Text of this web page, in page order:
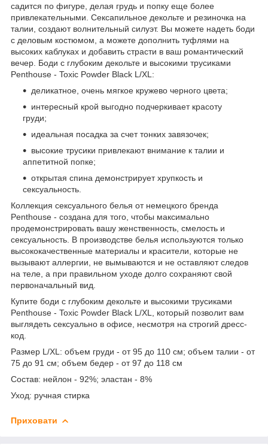
садится по фигуре, делая грудь и попку еще более
привлекательными. Сексапильное декольте и резиночка на
талии, создают волнительный силуэт. Вы можете надеть боди
с деловым костюмом, а можете дополнить туфлями на
высоких каблуках и добавить страсти в ваш романтический
вечер. Боди с глубоким декольте и высокими трусиками
Penthouse - Toxic Powder Black L/XL:
деликатное, очень мягкое кружево черного цвета;
интересный крой выгодно подчеркивает красоту
груди;
идеальная посадка за счет тонких завязочек;
высокие трусики привлекают внимание к талии и
аппетитной попке;
открытая спина демонстрирует хрупкость и
сексуальность.
Коллекция сексуального белья от немецкого бренда
Penthouse - создана для того, чтобы максимально
продемонстрировать вашу женственность, смелость и
сексуальность. В производстве белья используются только
высококачественные материалы и красители, которые не
вызывают аллергии, не вымываются и не оставляют следов
на теле, а при правильном уходе долго сохраняют свой
первоначальный вид.
Купите боди с глубоким декольте и высокими трусиками
Penthouse - Toxic Powder Black L/XL, который позволит вам
выглядеть сексуально в офисе, несмотря на строгий дресс-
код.
Размер L/XL: объем груди - от 95 до 110 см; объем талии - от
75 до 91 см; объем бедер - от 97 до 118 см
Состав: нейлон - 92%; эластан - 8%
Уход: ручная стирка
Приховати